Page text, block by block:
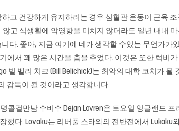
고 건강하게 유지하려는 경우 심혈관 운동이 근육
않고 식생활에 악영향을 미치지 않더라도 일년 내내
다. 좋아, 지금 여기에 네가 생각할 수있는 무언가가
에서 꽤 많은 시간을 춤을 추었다. 이것은 또한 럭비
빌 벨리 치크 (Bill Belichick)는 최악의 대학 코치가
감독이 될 것이라고 생각합니다.
광명콜걸만남 수비수 Dejan Lovren은 토요일 잉글랜
했다. Lovaku는 리버풀 스타와의 전반전에서